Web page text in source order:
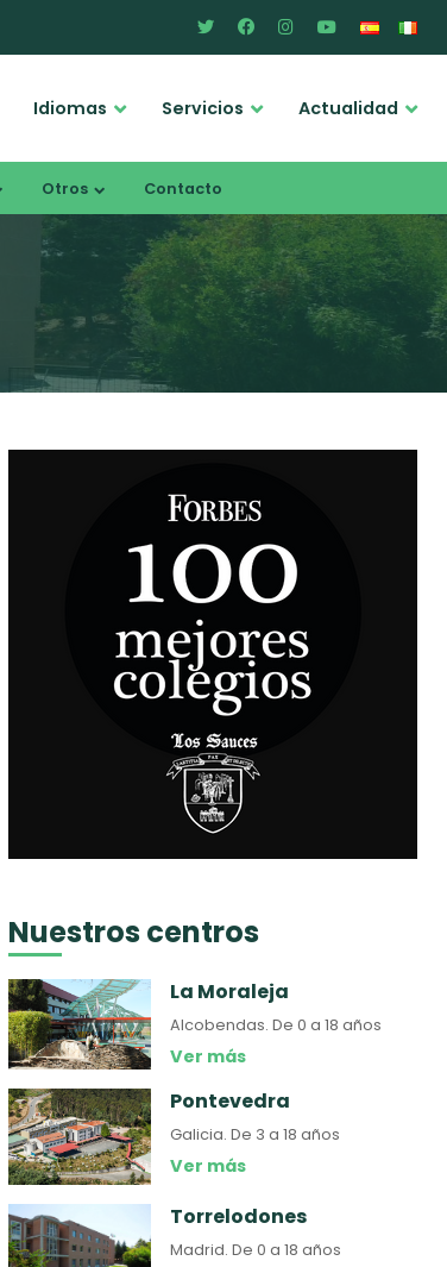
Idiomas Servicios Actualidad
Otros Contacto
Nuestros centros
La Moraleja
Alcobendas.De 0 a 18 años
Ver más
Pontevedra
Galicia.De 3 a 18 años
Ver más
Torrelodones
Madrid.De 0 a 18 años